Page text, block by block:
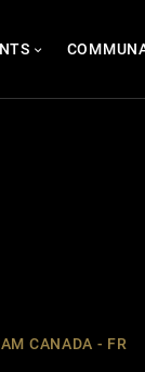
CANADA - FR